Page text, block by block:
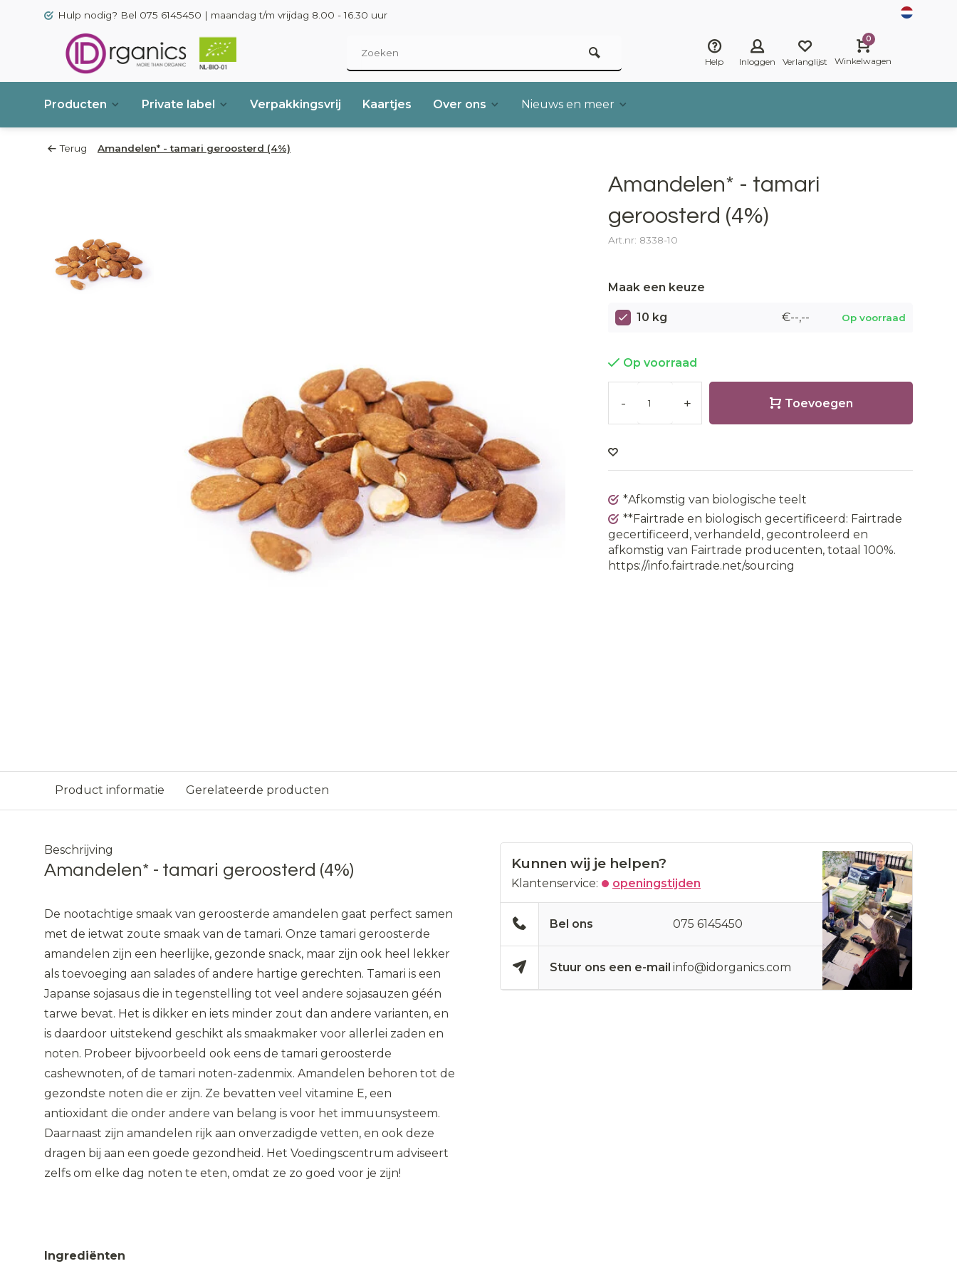
Hulp nodig? Bel 075 6145450 | maandag t/m vrijdag 8.00 - 16.30 uur
Help Inloggen Verlanglijst
0
Winkelwagen
Producten Private label Verpakkingsvrij Kaartjes Over ons Nieuws en meer
Terug Amandelen* - tamari geroosterd (4%)
Amandelen* - tamari
geroosterd (4%)
Art.nr: 8338-10
Maak een keuze
10 kg €--,-- Op voorraad
Op voorraad
- + Toevoegen
*Afkomstig van biologische teelt
**Fairtrade en biologisch gecertificeerd: Fairtrade
gecertificeerd, verhandeld, gecontroleerd en
afkomstig van Fairtrade producenten, totaal 100%.
https://info.fairtrade.net/sourcing
Product informatie Gerelateerde producten
Beschrijving
Amandelen* - tamari geroosterd (4%)
De nootachtige smaak van geroosterde amandelen gaat perfect samen
met de ietwat zoute smaak van de tamari. Onze tamari geroosterde
amandelen zijn een heerlijke, gezonde snack, maar zijn ook heel lekker
als toevoeging aan salades of andere hartige gerechten. Tamari is een
Japanse sojasaus die in tegenstelling tot veel andere sojasauzen géén
tarwe bevat. Het is dikker en iets minder zout dan andere varianten, en
is daardoor uitstekend geschikt als smaakmaker voor allerlei zaden en
noten. Probeer bijvoorbeeld ook eens de tamari geroosterde
cashewnoten, of de tamari noten-zadenmix. Amandelen behoren tot de
gezondste noten die er zijn. Ze bevatten veel vitamine E, een
antioxidant die onder andere van belang is voor het immuunsysteem.
Daarnaast zijn amandelen rijk aan onverzadigde vetten, en ook deze
dragen bij aan een goede gezondheid. Het Voedingscentrum adviseert
zelfs om elke dag noten te eten, omdat ze zo goed voor je zijn!
Ingrediënten
Kunnen wij je helpen?
Klantenservice: openingstijden
Bel ons 075 6145450
Stuur ons een e-mail info@idorganics.com